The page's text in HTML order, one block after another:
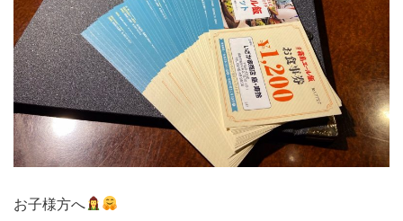
お子様方へ